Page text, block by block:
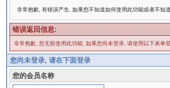
非常抱歉, 有错误产生. 如果您不知道如何使用此功能或者不知
错误返回信息:
非常抱歉, 您无权使用此功能. 如果您尚未登录, 请使用以下表单
您尚未登录, 请在下面登录
您的会员名称